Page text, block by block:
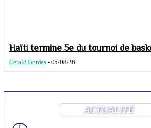
Haïti termine 5e du tournoi de
Gérald Bordes - 05/08/26
ACTUALITÉ